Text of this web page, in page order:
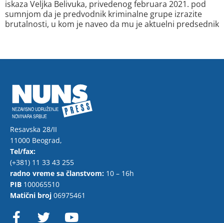
iskaza Veljka Belivuka, privedenog februara 2021. pod
sumnjom da je predvodnik kriminalne grupe izrazite
brutalnosti, u kom je naveo da mu je aktuelni predsednik
Resavska 28/II
11000 Beograd,
Tel/fax:
(+381) 11 33 43 255
radno vreme sa članstvom: 10 – 16h
PIB 100065510
Matični broj 06975461
F
a w o